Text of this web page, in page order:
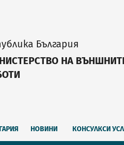
България
НА
НОВИНИ КОНСУЛКСИ